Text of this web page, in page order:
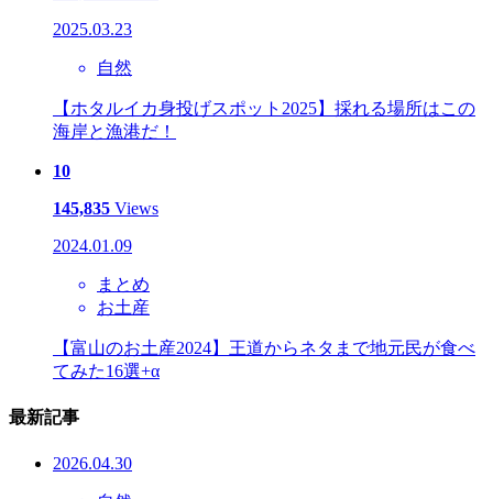
2025.03.23
自然
【ホタルイカ身投げスポット2025】採れる場所はこの
海岸と漁港だ！
10
145,835 Views
2024.01.09
まとめ
お土産
【富山のお土産2024】王道からネタまで地元民が食べ
てみた16選+α
最新記事
2026.04.30